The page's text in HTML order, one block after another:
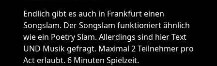
Endlich gibt es auch in Frankfurt einen
Songslam. Der Songslam funktioniert ähnlich
wie ein Poetry Slam. Allerdings sind hier Text
UND Musik gefragt. Maximal 2 Teilnehmer pro
Act erlaubt. 6 Minuten Spielzeit.